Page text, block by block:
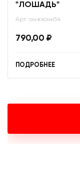
"ЛОШАДЬ"
Арт: анжкони54
790,00 ₽
ПОДРОБНЕЕ